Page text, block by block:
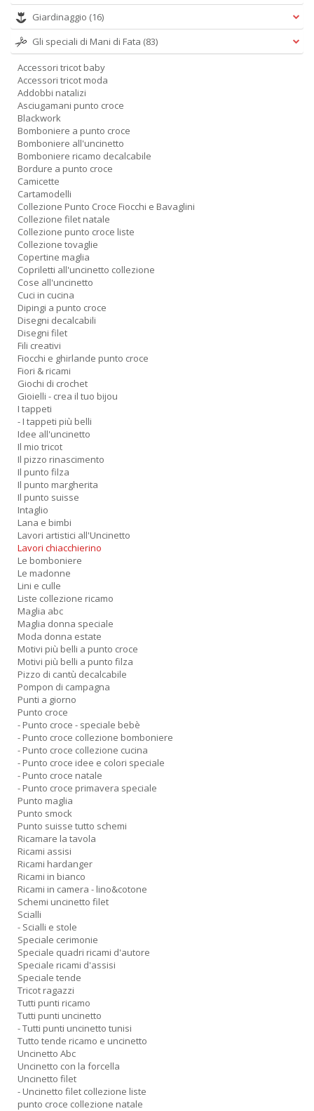
Giardinaggio (16)
Gli speciali di Mani di Fata (83)
Accessori tricot baby
Accessori tricot moda
Addobbi natalizi
Asciugamani punto croce
Blackwork
Bomboniere a punto croce
Bomboniere all'uncinetto
Bomboniere ricamo decalcabile
Bordure a punto croce
Camicette
Cartamodelli
Collezione Punto Croce Fiocchi e Bavaglini
Collezione filet natale
Collezione punto croce liste
Collezione tovaglie
Copertine maglia
Copriletti all'uncinetto collezione
Cose all'uncinetto
Cuci in cucina
Dipingi a punto croce
Disegni decalcabili
Disegni filet
Fili creativi
Fiocchi e ghirlande punto croce
Fiori & ricami
Giochi di crochet
Gioielli - crea il tuo bijou
I tappeti
- I tappeti più belli
Idee all'uncinetto
Il mio tricot
Il pizzo rinascimento
Il punto filza
Il punto margherita
Il punto suisse
Intaglio
Lana e bimbi
Lavori artistici all'Uncinetto
Lavori chiacchierino
Le bomboniere
Le madonne
Lini e culle
Liste collezione ricamo
Maglia abc
Maglia donna speciale
Moda donna estate
Motivi più belli a punto croce
Motivi più belli a punto filza
Pizzo di cantù decalcabile
Pompon di campagna
Punti a giorno
Punto croce
- Punto croce - speciale bebè
- Punto croce collezione bomboniere
- Punto croce collezione cucina
- Punto croce idee e colori speciale
- Punto croce natale
- Punto croce primavera speciale
Punto maglia
Punto smock
Punto suisse tutto schemi
Ricamare la tavola
Ricami assisi
Ricami hardanger
Ricami in bianco
Ricami in camera - lino&cotone
Schemi uncinetto filet
Scialli
- Scialli e stole
Speciale cerimonie
Speciale quadri ricami d'autore
Speciale ricami d'assisi
Speciale tende
Tricot ragazzi
Tutti punti ricamo
Tutti punti uncinetto
- Tutti punti uncinetto tunisi
Tutto tende ricamo e uncinetto
Uncinetto Abc
Uncinetto con la forcella
Uncinetto filet
- Uncinetto filet collezione liste
punto croce collezione natale